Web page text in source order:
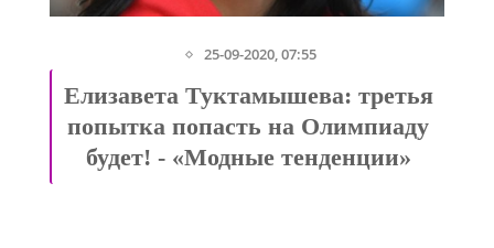
25-09-2020, 07:55
Елизавета Туктамышева: третья
попытка попасть на Олимпиаду
будет! - «Модные тенденции»